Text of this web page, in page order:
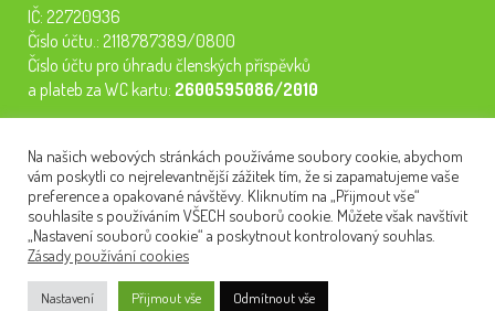
IČ: 22720936
Číslo účtu.: 2118787389/0800
Číslo účtu pro úhradu členských příspěvků
a plateb za WC kartu: 2600595086/2010
semináře, konferenci, plavbu na lodi a WC kartu. Z peněz
tiskneme odborné publikace pro pacienty.
NEWSLETTER
Na našich webových stránkách používáme soubory cookie, abychom
vám poskytli co nejrelevantnější zážitek tím, že si zapamatujeme vaše
preference a opakované návštěvy. Kliknutím na „Přijmout vše“
souhlasíte s používáním VŠECH souborů cookie. Můžete však navštívit
„Nastavení souborů cookie“ a poskytnout kontrolovaný souhlas.
Zásady používání cookies
Nastavení Přijmout vše Odmítnout vše